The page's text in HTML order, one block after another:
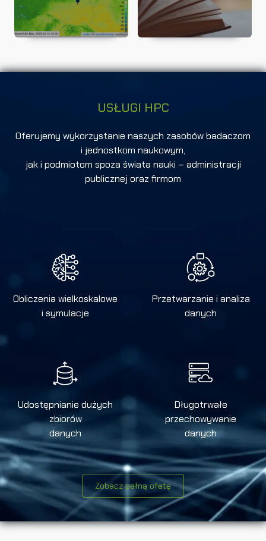
USŁUGI HPC
Oferujemy wykorzystanie naszych zasobów badaczom
i jednostkom naukowym,
jak i podmiotom spoza świata nauki – administracji
publicznej oraz firmom
Obliczenia wielkoskalowe
i symulacje
Przetwarzanie i analiza
danych
Udostępnianie dużych
zbiorów
danych
Długotrwałe
przechowywanie
danych
Zobacz pełną ofetę